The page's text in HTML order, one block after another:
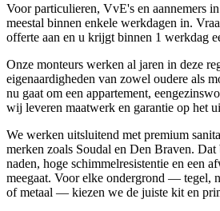
Voor particulieren, VvE's en aannemers
meestal binnen enkele werkdagen in.
offerte aan en u krijgt binnen 1 werkdag
Onze monteurs werken al jaren in deze
eigenaardigheden van zowel oudere als
nu gaat om een appartement,
wij leveren maatwerk en garantie op het
We werken uitsluitend met premium
merken zoals Soudal en Den Braven.
naden, hoge schimmelresistentie en een
meegaat. Voor elke ondergrond — tegel,
of metaal — kiezen we de juiste kit en